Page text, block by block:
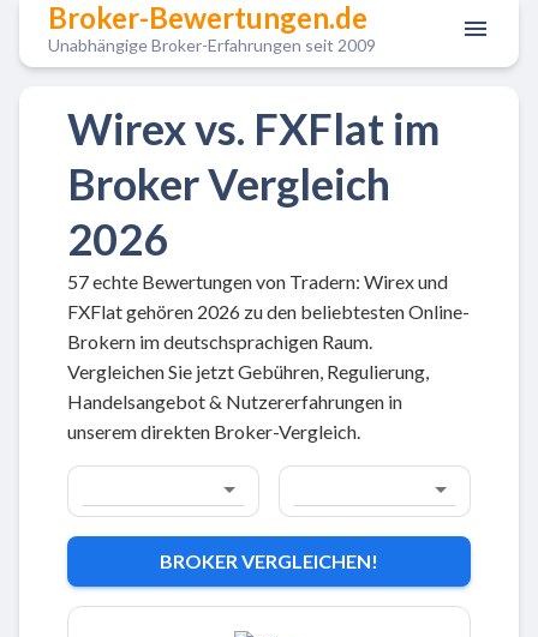
Broker-Bewertungen.de
Unabhängige Broker-Erfahrungen seit 2009
Wirex vs. FXFlat im
Broker Vergleich
2026
57 echte Bewertungen von Tradern: Wirex und
FXFlat gehören 2026 zu den beliebtesten Online-
Brokern im deutschsprachigen Raum.
Vergleichen Sie jetzt Gebühren, Regulierung,
Handelsangebot & Nutzererfahrungen in
unserem direkten Broker-Vergleich.
BROKER VERGLEICHEN!